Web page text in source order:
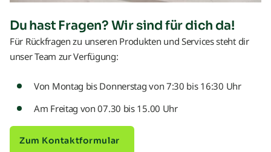
Du hast Fragen? Wir sind für dich da!
Für Rückfragen zu unseren Produkten und Services steht dir
unser Team zur Verfügung:
Von Montag bis Donnerstag von 7:30 bis 16:30 Uhr
Am Freitag von 07.30 bis 15.00 Uhr
Zum Kontaktformular